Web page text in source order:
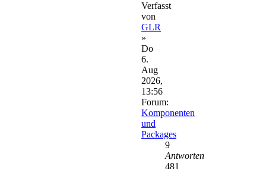
Verfasst
von
GLR
»
Do
6.
Aug
2026,
13:56
Forum:
Komponenten
und
Packages
9
Antworten
481